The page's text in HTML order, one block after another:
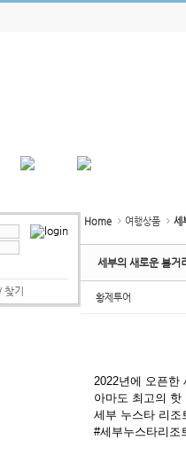
Home 여행상품 세
세부의 새로운 볼거
황제투어
2022년에 오픈한
아마도 최고의 핫
세부 누스타 리조
#세부누스타리조
찾기